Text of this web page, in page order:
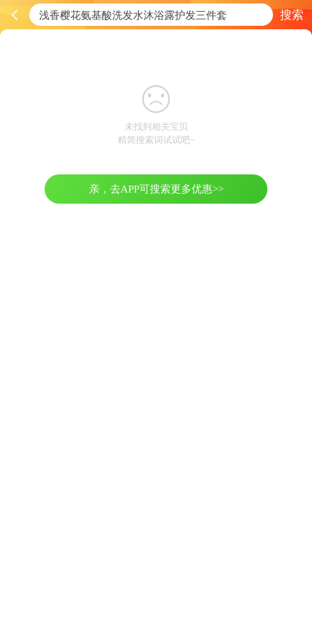
搜索
未找到相关宝贝
精简搜索词试试吧~
亲，去APP可搜索更多优惠>>